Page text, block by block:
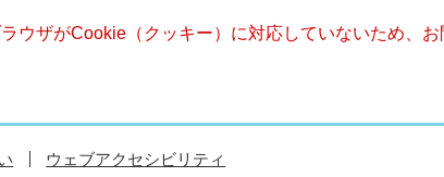
ウザがCookie（クッキー）に対応していないため、お
ウェブアクセシビリティ